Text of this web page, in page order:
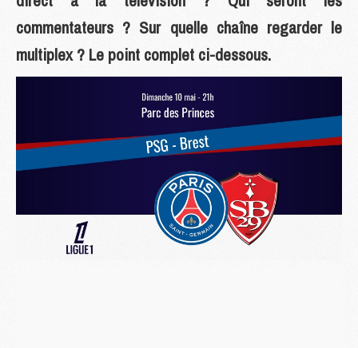
commentateurs ? Sur quelle chaîne regarder le
multiplex ? Le point complet ci-dessous.